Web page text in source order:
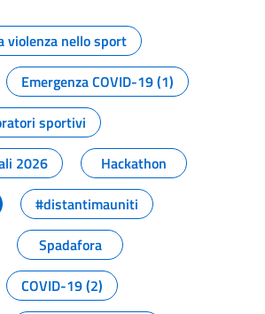
della pagina
violenza nello sport
Emergenza COVID-19 (1)
sportivi
2026
Hackathon
#distantimauniti
Spadafora
COVID-19 (2)